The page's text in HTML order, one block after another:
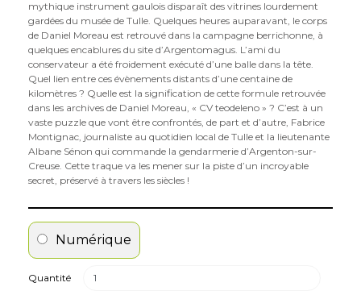
mythique instrument gaulois disparaît des vitrines lourdement
gardées du musée de Tulle. Quelques heures auparavant, le corps
de Daniel Moreau est retrouvé dans la campagne berrichonne, à
quelques encablures du site d’Argentomagus. L’ami du
conservateur a été froidement exécuté d’une balle dans la tête.
Quel lien entre ces évènements distants d’une centaine de
kilomètres ? Quelle est la signification de cette formule retrouvée
dans les archives de Daniel Moreau, « CV teodeleno » ? C’est à un
vaste puzzle que vont être confrontés, de part et d’autre, Fabrice
Montignac, journaliste au quotidien local de Tulle et la lieutenante
Albane Sénon qui commande la gendarmerie d’Argenton-sur-
Creuse. Cette traque va les mener sur la piste d’un incroyable
secret, préservé à travers les siècles !
Numérique
Quantité